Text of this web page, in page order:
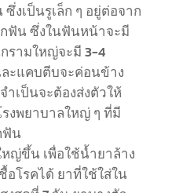
งเป็นรูเล็ก ๆ อยู่ต่อจาก
ฟัน ซึ่งในฟันหน้าจะมี
รามใหญ่จะมี 3-4
ะแคบตีบจะค่อนข้าง
เป็นจะต้องส่งตัวให้
งพยาบาลใหญ่ ๆ ที่มี
ฟัน
ญ่ขึ้น เพื่อใช้น้ำยาล้าง
อโรคได้ ยาที่ใช้ใส่ใน